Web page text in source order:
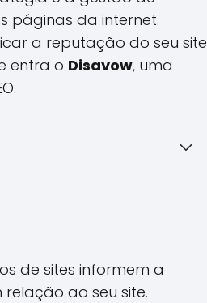
páginas da internet.
a reputação do seu site
entra o Disavow, uma
de sites informem a
ao seu site.